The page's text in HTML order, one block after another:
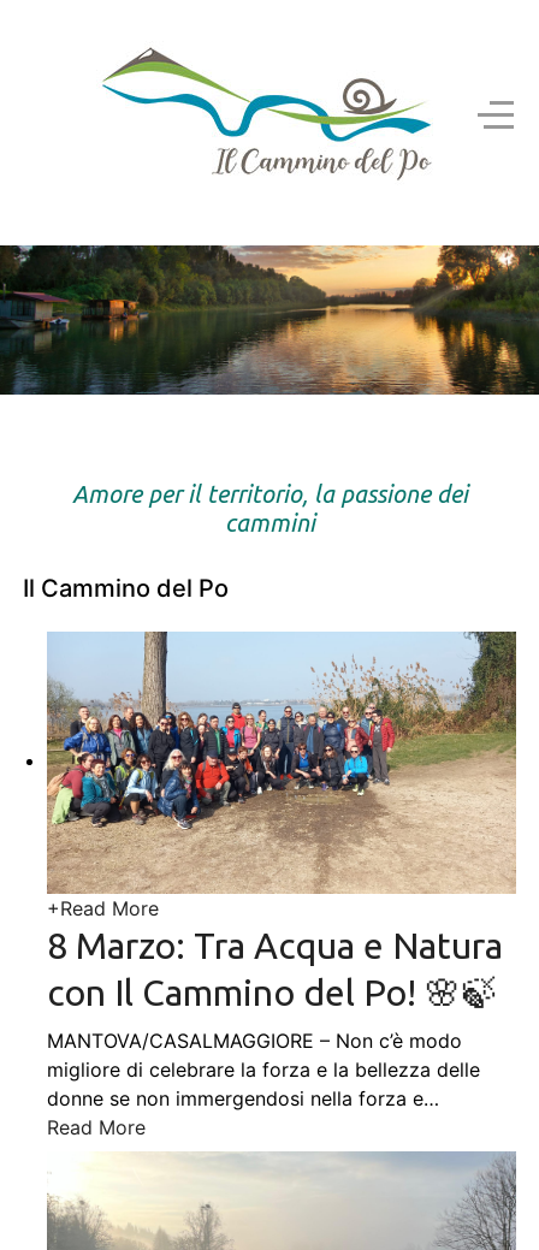
Amore per il territorio, la passione dei
cammini
Il Cammino del Po
+Read More
8 Marzo: Tra Acqua e Natura
con Il Cammino del Po! 🌸🍃
MANTOVA/CASALMAGGIORE – Non c’è modo
migliore di celebrare la forza e la bellezza delle
donne se non immergendosi nella forza e…
Read More